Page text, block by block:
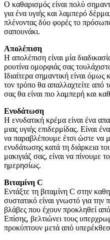
O καθαρισμός είναι πολύ
για ένα υγιής και λαμπερό
πλένοντας δύο φορές το
σαπουνάκι.
Απολέπιση
Η απολέπιση είναι μία
ρουτίνα ομορφιάς σας
Ιδιαίτερα σημαντική είναι
τον τρόπο θα απαλλαχτείτε από
σας θα είναι πιο λαμπερή και
Ενυδάτωση
H ενυδατική κρέμα είναι ένα
μιας υγιής επιδερμίδας. Είναι
να παραβλέπουμε έτσι ώστε να
ενυδάτωσης κατά τη διάρκεια
μακιγιάζ σας, είναι να πίνουμε
ημερησίως.
Βιταμίνη C
Εντάξτε τη βιταμίνη C στην
συστατικό είναι γνωστό για
βλάβες που έχουν προκληθεί
Επίσης, βελτιώνει τους
προκύπτουν μετά από